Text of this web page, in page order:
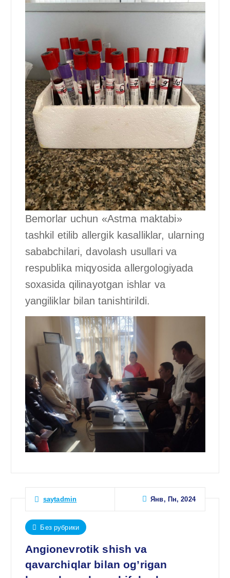
Bemorlar uchun «Astma maktabi»
tashkil etilib allergik kasalliklar, ularning
sababchilari, davolash usullari va
respublika miqyosida allergologiyada
soxasida qilinayotgan ishlar va
yangiliklar bilan tanishtirildi.
saytadmin Янв, Пн, 2024
Без рубрики
Angionevrotik shish va
qavarchiqlar bilan og’rigan